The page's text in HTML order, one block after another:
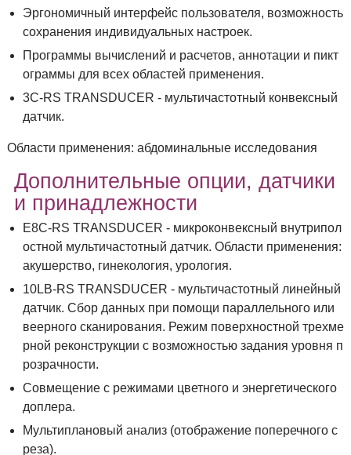
Эргономичный интерфейс пользователя, возможность
сохранения индивидуальных настроек.
Программы вычислений и расчетов, аннотации и пикт
ограммы для всех областей применения.
3C-RS TRANSDUCER - мультичастотный конвексный
датчик.
Области применения: абдоминальные исследования
Дополнительные опции, датчики
и принадлежности
E8C-RS TRANSDUCER - микроконвексный внутрипол
остной мультичастотный датчик. Области применения:
акушерство, гинекология, урология.
10LB-RS TRANSDUCER - мультичастотный линейный
датчик. Сбор данных при помощи параллельного или
веерного сканирования. Режим поверхностной трехме
рной реконструкции с возможностью задания уровня п
розрачности.
Совмещение с режимами цветного и энергетического
доплера.
Мультиплановый анализ (отображение поперечного с
реза).